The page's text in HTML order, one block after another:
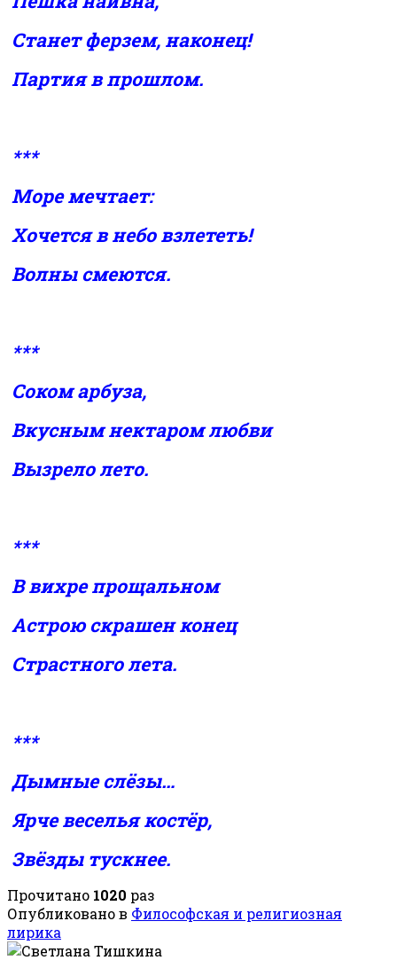
Станет ферзем, наконец!
Партия в прошлом.
***
Море мечтает:
Хочется в небо взлететь!
Волны смеются.
***
Соком арбуза,
Вкусным нектаром любви
Вызрело лето.
***
В вихре прощальном
Астрою скрашен конец
Страстного лета.
***
Дымные слёзы…
Ярче веселья костёр,
Звёзды тускнее.
Прочитано 1020 раз
Опубликовано в Философская и религиозная
лирика